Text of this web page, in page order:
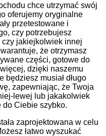
chce utrzymać swój
oferujemy oryginalne
przetestowane i
czy potrzebujesz
jakiejkolwiek innej
że otrzymasz
części, gotowe do
dzięki naszemu
będziesz musiał długo
zapewniając, że Twoja
lewej lub jakakolwiek
do Ciebie szybko.
zaprojektowana w celu
łatwo wyszukać